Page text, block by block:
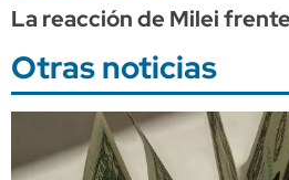
La reacción de Milei
Otras noticias